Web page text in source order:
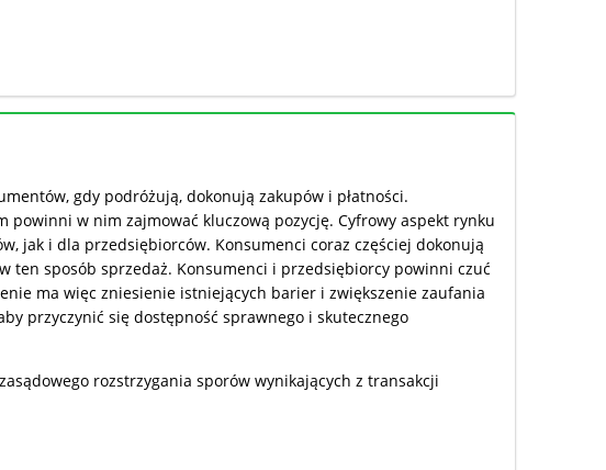
gdy podróżują, dokonują zakupów i płatności.
w nim zajmować kluczową pozycję. Cyfrowy aspekt rynku
jak i dla przedsiębiorców. Konsumenci coraz częściej dokonują
sposób sprzedaż. Konsumenci i przedsiębiorcy powinni czuć
ma więc zniesienie istniejących barier i zwiększenie zaufania
przyczynić się dostępność sprawnego i skutecznego
rozstrzygania sporów wynikających z transakcji